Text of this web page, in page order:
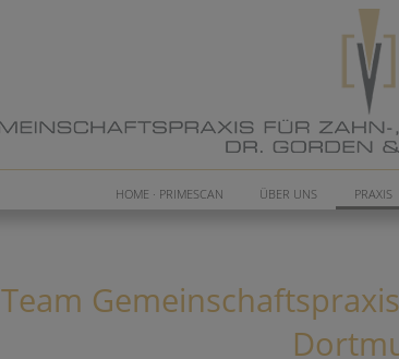
HOME · PRIMESCAN ÜBER UNS PRAXIS
Team